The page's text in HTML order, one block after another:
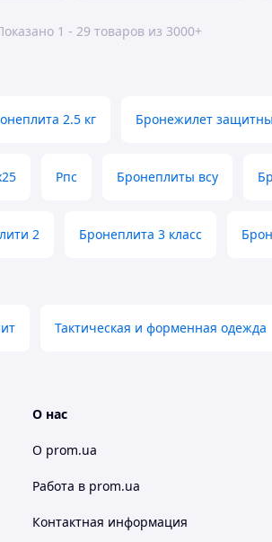
1 - 29 товаров из 3000+
2.5 кг Бронежилет
Рпс Бронеплиты всу
2 Бронеплита 3 класс
Тактическая и форменная одежда
О нас
О prom.ua
Работа в prom.ua
Контактная информация